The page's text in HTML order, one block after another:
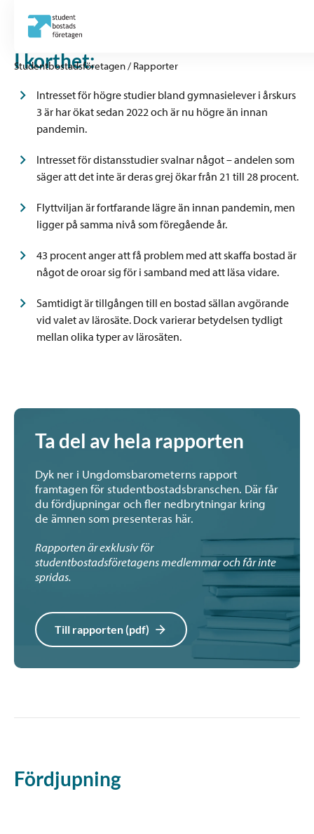
Studentbostadsföretagen/ Rapporter
I korthet:
Intresset för högre studier bland gymnasielever i årskurs
3 är har ökat sedan 2022 och är nu högre än innan
pandemin.
Intresset för distansstudier svalnar något – andelen som
säger att det inte är deras grej ökar från 21 till 28 procent.
Flyttviljan är fortfarande lägre än innan pandemin, men
ligger på samma nivå som föregående år.
43 procent anger att få problem med att skaffa bostad är
något de oroar sig för i samband med att läsa vidare.
Samtidigt är tillgången till en bostad sällan avgörande
vid valet av lärosäte. Dock varierar betydelsen tydligt
mellan olika typer av lärosäten.
Ta del av hela rapporten
Dyk ner i Ungdomsbarometerns rapport
framtagen för studentbostadsbranschen. Där får
du fördjupningar och fler nedbrytningar kring
de ämnen som presenteras här.
Rapporten är exklusiv för
studentbostadsföretagens medlemmar och får inte
spridas.
Till rapporten (pdf)
Fördjupning